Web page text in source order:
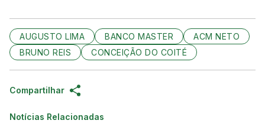
AUGUSTO LIMA BANCO MASTER
ACM NETO
BRUNO REIS
CONCEIÇÃO DO COITÉ
Compartilhar
Notícias Relacionadas